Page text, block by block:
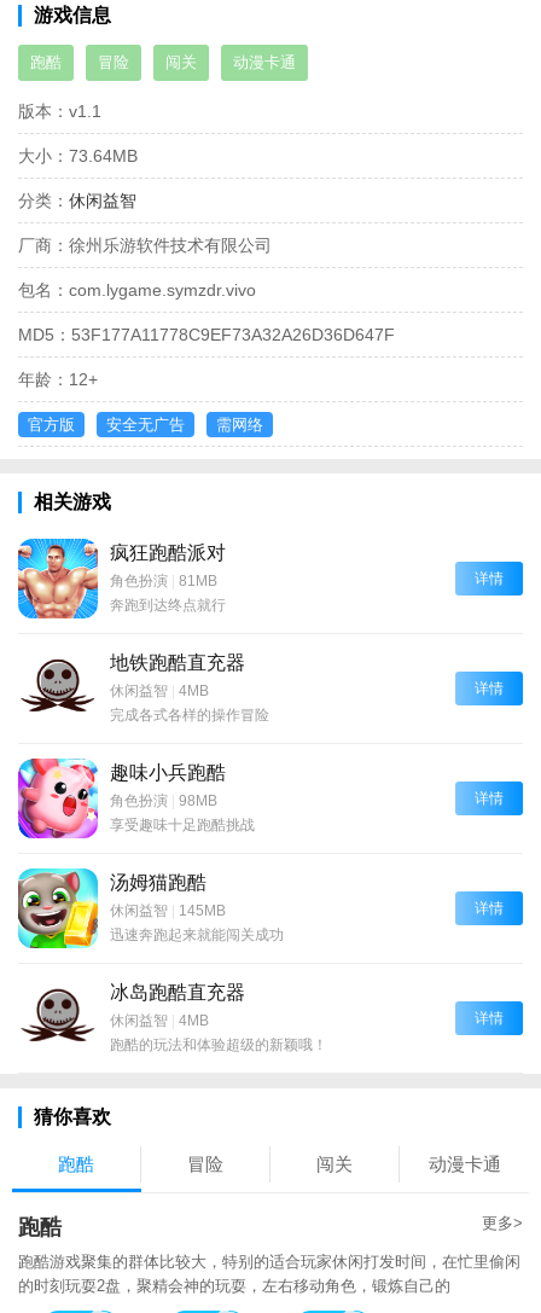
游戏信息
跑酷 冒险 闯关 动漫卡通
版本： v1.1
大小： 73.64MB
分类： 休闲益智
厂商： 徐州乐游软件技术有限公司
包名： com.lygame.symzdr.vivo
MD5： 53F177A11778C9EF73A32A26D36D647F
年龄： 12+
官方版 安全无广告 需网络
相关游戏
疯狂跑酷派对
角色扮演 | 81MB
奔跑到达终点就行
详情
地铁跑酷直充器
休闲益智 | 4MB
完成各式各样的操作冒险
详情
趣味小兵跑酷
角色扮演 | 98MB
享受趣味十足跑酷挑战
详情
汤姆猫跑酷
休闲益智 | 145MB
迅速奔跑起来就能闯关成功
详情
冰岛跑酷直充器
休闲益智 | 4MB
跑酷的玩法和体验超级的新颖哦！
详情
猜你喜欢
跑酷 冒险 闯关 动漫卡通
跑酷 更多>
跑酷游戏聚集的群体比较大，特别的适合玩家休闲打发时间，在忙里偷闲
的时刻玩耍2盘，聚精会神的玩耍，左右移动角色，锻炼自己的